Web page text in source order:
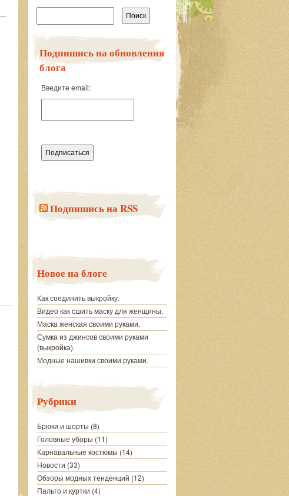
Найти:
Подпишись на обновления
блога
Введите email:
Подпишись на RSS
Новое на блоге
Как соединить выкройку.
Видео как сшить маску для женщины.
Маска женская своими руками.
Сумка из джинсов своими руками
(выкройка).
Модные нашивки своими руками.
Рубрики
Брюки и шорты (8)
Головные уборы (11)
Карнавальные костюмы (14)
Новости (33)
Обзоры модных тенденций (12)
Пальто и куртки (4)